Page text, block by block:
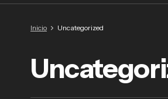
Inicio Uncategorized